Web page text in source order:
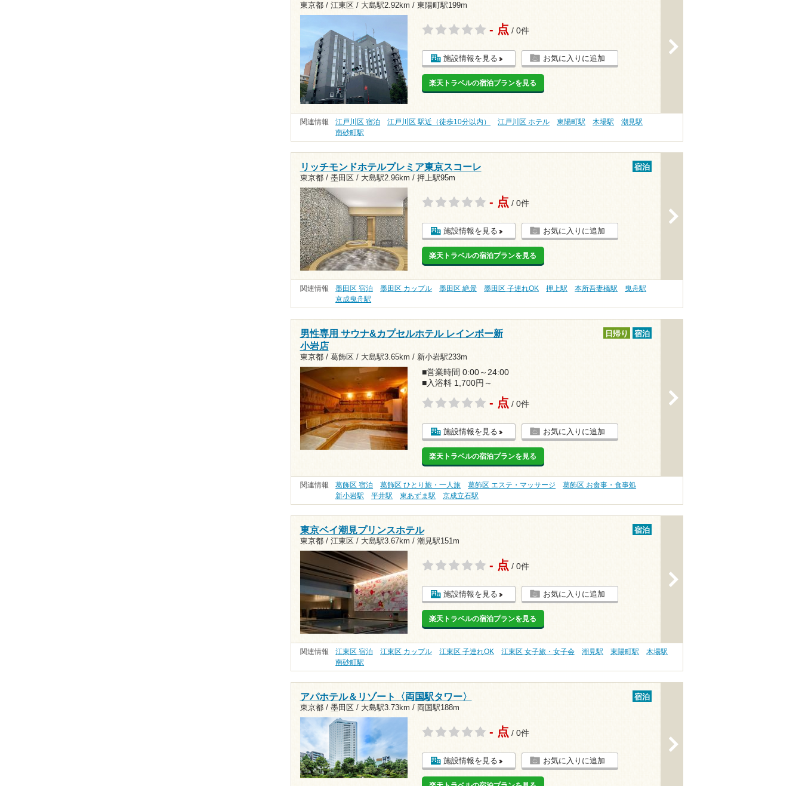
東京都 / 江東区 / 大島駅2.92km / 東陽町駅199m
- 点 / 0件
施設情報を見る お気に入りに追加
楽天トラベルの宿泊プランを見る
関連情報 江戸川区 宿泊 江戸川区 駅近（徒歩10分以内） 江戸川区 ホテル 東陽町駅 木場駅
潮見駅
南砂町駅
リッチモンドホテルプレミア東京スコーレ
東京都 / 墨田区 / 大島駅2.96km / 押上駅95m
宿泊
- 点 / 0件
施設情報を見る お気に入りに追加
楽天トラベルの宿泊プランを見る
関連情報 墨田区 宿泊 墨田区 カップル 墨田区 絶景 墨田区 子連れOK 押上駅 本所吾妻橋駅
曳舟駅
京成曳舟駅
男性専用 サウナ&カプセルホテル レインボー新
小岩店
東京都 / 葛飾区 / 大島駅3.65km / 新小岩駅233m
日帰り 宿泊
■営業時間 0:00～24:00
■入浴料 1,700円～
- 点 / 0件
施設情報を見る お気に入りに追加
楽天トラベルの宿泊プランを見る
関連情報 葛飾区 宿泊 葛飾区 ひとり旅・一人旅 葛飾区 エステ・マッサージ
葛飾区 お食事・食事処
新小岩駅
平井駅 東あずま駅 京成立石駅
東京ベイ潮見プリンスホテル
東京都 / 江東区 / 大島駅3.67km / 潮見駅151m
宿泊
- 点 / 0件
施設情報を見る お気に入りに追加
楽天トラベルの宿泊プランを見る
関連情報 江東区 宿泊 江東区 カップル 江東区 子連れOK 江東区 女子旅・女子会 潮見駅 東陽町駅
木場駅
南砂町駅
アパホテル＆リゾート〈両国駅タワー〉
東京都 / 墨田区 / 大島駅3.73km / 両国駅188m
宿泊
- 点 / 0件
施設情報を見る お気に入りに追加